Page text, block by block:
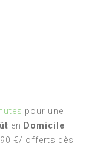
pour une
en Domicile
€/ offerts dès